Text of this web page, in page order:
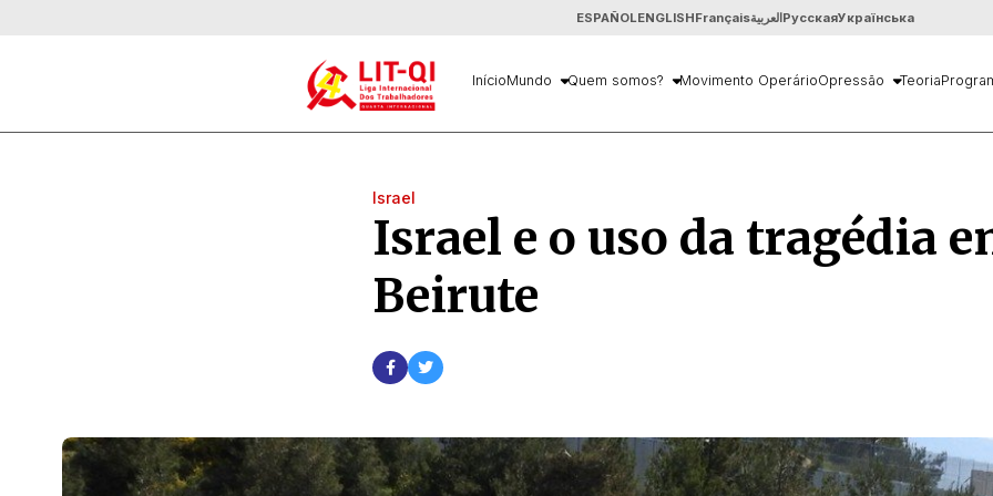
ESPAÑOLENGLISHFrançaisالعربيةРусскаяУкраїнська
InícioMundo Quem somos? Movimento OperárioOpressão Teoria
Israel
Israel e o uso da tragédia
Beirute